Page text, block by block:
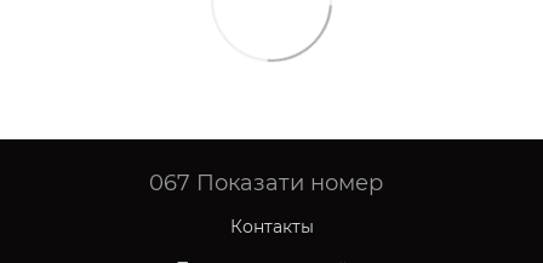
067 Показати номер
Контакты